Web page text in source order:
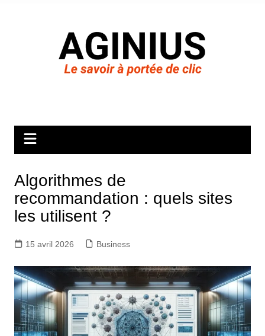
Algorithmes de
recommandation : quels sites
les utilisent ?
15 avril 2026 Business